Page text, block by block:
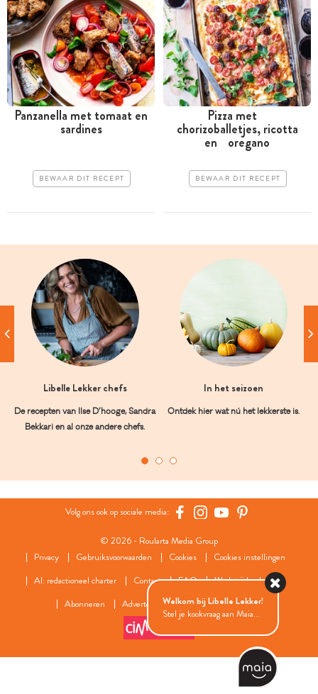
Panzanella met tomaat en
sardines
BEWAAR DIT RECEPT
Pizza met
chorizoballetjes, ricotta
en oregano
BEWAAR DIT RECEPT
Libelle Lekker chefs
De recepten van Ilse D’hooge, Sandra
Bekkari en al onze andere chefs.
In het seizoen
Ontdek hier wat nú het lekkerste is.
Volg ons ook op sociale media:
© 2026 - Roularta Media Group
Privacy
Gebruiksvoorwaarden Cookies
Cookies instellingen
AI: redactioneel charter
Contact FAQ
Wedstrijdreglement
Abonneren
Adverteren Onze zusterwebsites
Welkom bij Libelle Lekker!
Stel je kookvraag aan Maia...